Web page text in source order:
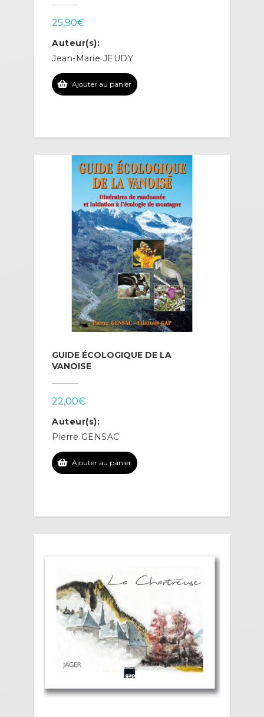
25,90€
Auteur(s):
Jean-Marie JEUDY
Ajouter au panier
GUIDE ÉCOLOGIQUE DE LA
VANOISE
22,00€
Auteur(s):
Pierre GENSAC
Ajouter au panier